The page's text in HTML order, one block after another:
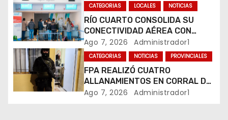
e
n
t
r
a
CATEGORIAS LOCALES NOTICIAS
RÍO CUARTO CONSOLIDA SU
CONECTIVIDAD AÉREA CON
CUATRO VUELOS SEMANALES A
BUENOS AIRES
Ago 7, 2026 Administrador1
CATEGORIAS NOTICIAS PROVINCIALES
FPA REALIZÓ CUATRO
ALLANAMIENTOS EN CORRAL DE
BUSTOS-IFFLINGER
Ago 7, 2026 Administrador1